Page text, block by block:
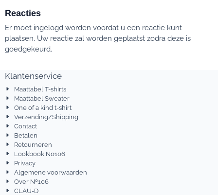
Reacties
Er moet ingelogd worden voordat u een reactie kunt
plaatsen. Uw reactie zal worden geplaatst zodra deze is
goedgekeurd.
Klantenservice
Maattabel T-shirts
Maattabel Sweater
One of a kind t-shirt
Verzending/Shipping
Contact
Betalen
Retourneren
Lookbook No106
Privacy
Algemene voorwaarden
Over Nº106
CLAU-D